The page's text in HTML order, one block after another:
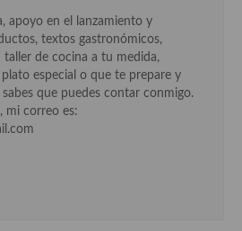
apoyo en el lanzamiento y
textos gastronómicos,
taller de cocina a tu medida,
especial o que te prepare y
que puedes contar conmigo.
mi correo es: